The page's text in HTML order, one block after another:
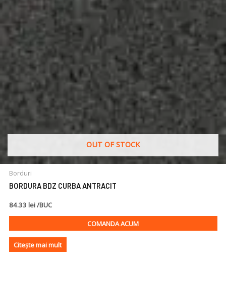
OUT OF STOCK
Borduri
BORDURA BDZ CURBA ANTRACIT
84.33 lei /BUC
COMANDA ACUM
Citește mai mult